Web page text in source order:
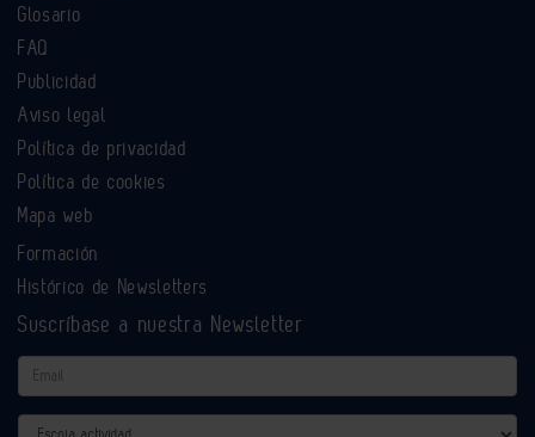
Glosario
FAQ
Publicidad
Aviso legal
Política de privacidad
Política de cookies
Mapa web
Formación
Histórico de Newsletters
Suscríbase a nuestra Newsletter
Email
Actividad